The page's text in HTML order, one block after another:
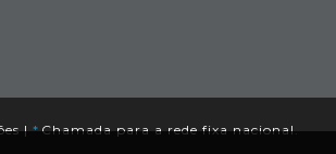
|*Chamada para a rede fixa nacional.